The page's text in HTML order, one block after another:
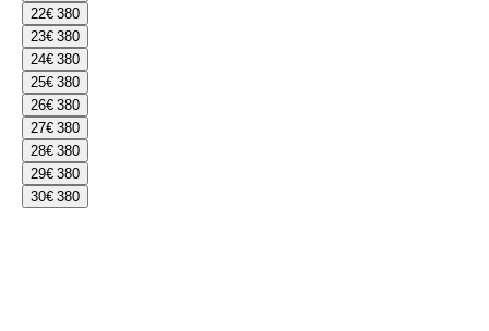
22€ 380
23€ 380
24€ 380
25€ 380
26€ 380
27€ 380
28€ 380
29€ 380
30€ 380